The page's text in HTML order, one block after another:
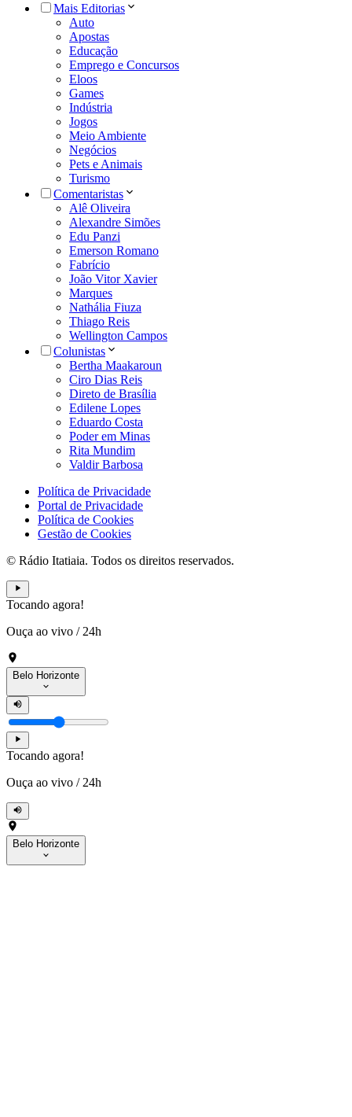
Mais Editorias
Auto
Apostas
Educação
Emprego e Concursos
Eloos
Games
Indústria
Jogos
Meio Ambiente
Negócios
Pets e Animais
Turismo
Comentaristas
Alê Oliveira
Alexandre Simões
Edu Panzi
Emerson Romano
Fabrício
João Vitor Xavier
Marques
Nathália Fiuza
Thiago Reis
Wellington Campos
Colunistas
Bertha Maakaroun
Ciro Dias Reis
Direto de Brasília
Edilene Lopes
Eduardo Costa
Poder em Minas
Rita Mundim
Valdir Barbosa
Política de Privacidade
Portal de Privacidade
Política de Cookies
Gestão de Cookies
© Rádio Itatiaia. Todos os direitos reservados.
Tocando agora!
Ouça ao vivo / 24h
Belo Horizonte
Tocando agora!
Ouça ao vivo / 24h
Belo Horizonte